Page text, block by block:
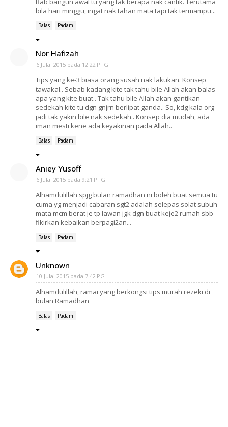
bila hari minggu, ingat nak tahan mata tapi tak termampu...
Balas Padam
Nor Hafizah
6 Julai 2015 pada 12:22 PTG
Tips yang ke-3 biasa orang susah nak lakukan. Konsep
tawakal.. Sebab kadang kite tak tahu bile Allah akan balas
apa yang kite buat.. Tak tahu bile Allah akan gantikan
sedekah kite tu dgn gnjrn berlipat ganda.. So, kdg kala org
jadi tak yakin bile nak sedekah.. Konsep dia mudah, ada
iman mesti kene ada keyakinan pada Allah..
Balas Padam
Aniey Yusoff
6 Julai 2015 pada 9:21 PTG
Alhamdulillah spjg bulan ramadhan ni boleh buat semua tu
cuma yg menjadi cabaran sgt2 adalah selepas solat subuh
mata mcm berat je tp lawan jgk dgn buat keje2 rumah sbb
fikirkan kebaikan berpagi2an...
Balas Padam
Unknown
10 Julai 2015 pada 7:42 PG
Alhamdulillah, ramai yang berkongsi tips murah rezeki di
bulan Ramadhan
Balas Padam